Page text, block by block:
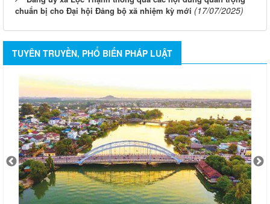
chuẩn bị cho Đại hội Đảng bộ xã nhiệm kỳ mới (17/07/2025)
TUYÊN TRUYỀN, PHỔ BIẾN PHÁP LUẬT